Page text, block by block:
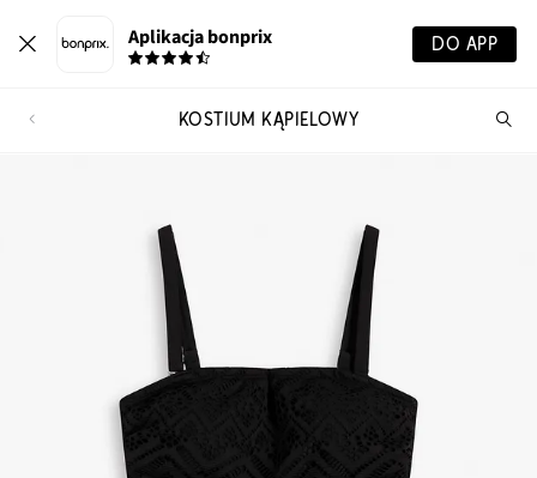
Aplikacja bonprix DO APP
KOSTIUM KĄPIELOWY